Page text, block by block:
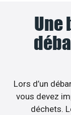
Une
Lors d’un
vous devez
déchets.